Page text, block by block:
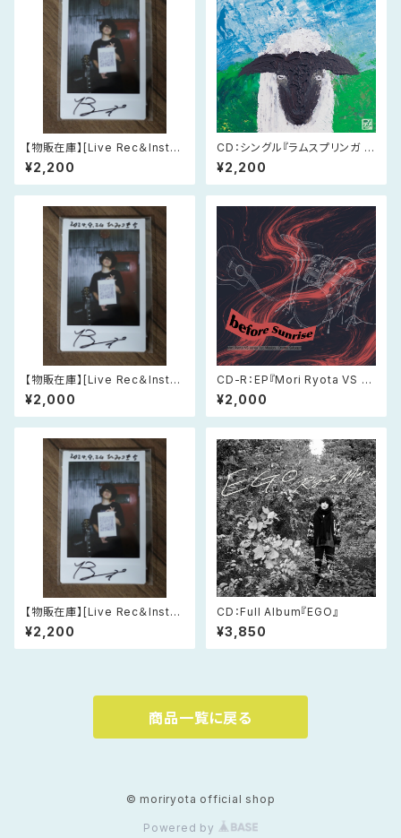
【物販在庫】[Live Rec＆Instan
t Film] ライブチェキ 2026年7
月21日(火) 大阪・東大阪 musi
c cafe bar Kanade
¥2,200
CD：シングル『ラムスプリンガ E
P』
¥2,200
【物販在庫】[Live Rec＆Instan
t Film] ライブチェキ 2026年2
月5日(木) 大阪・cafe Room +
¥2,000
CD-R：EP『Mori Ryota VS s
eries 1st Mission, Drums S
akagen』
¥2,000
【物販在庫】[Live Rec＆Instan
t Film] ライブチェキ 2026年5
月2日(土) 大阪・寺田町Fireloo
p
¥2,200
CD：Full Album『EGO』
¥3,850
商品一覧に戻る
© moriryota official shop
Powered by